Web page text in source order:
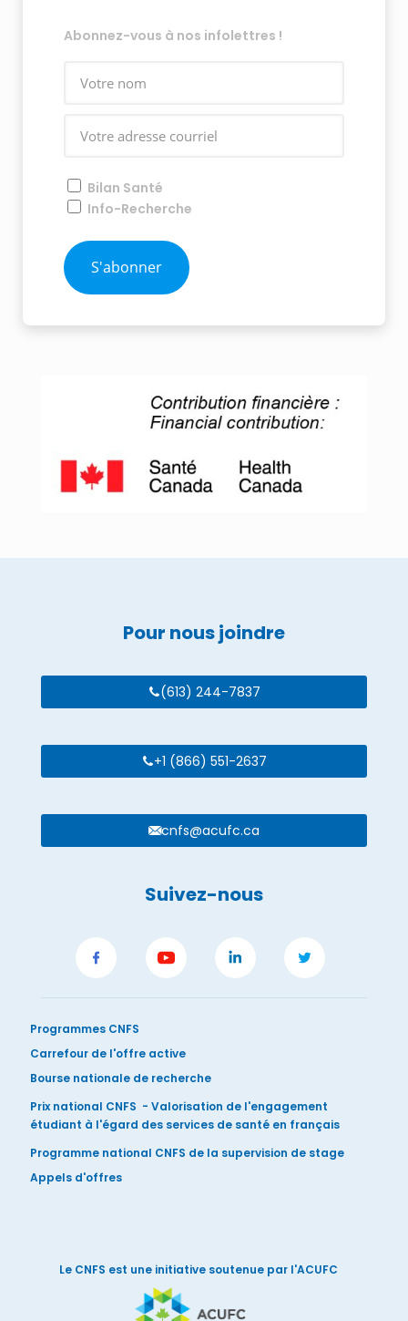
Abonnez-vous à nos infolettres !
Bilan Santé
Info-Recherche
Pour nous joindre
(613) 244-7837
+1 (866) 551-2637
cnfs@acufc.ca
Suivez-nous
Programmes CNFS
Carrefour de l'offre active
Bourse nationale de recherche
Prix national CNFS - Valorisation de l'engagement
étudiant à l'égard des services de santé en français
Programme national CNFS de la supervision de stage
Appels d'offres
Le CNFS est une initiative soutenue par l'ACUFC